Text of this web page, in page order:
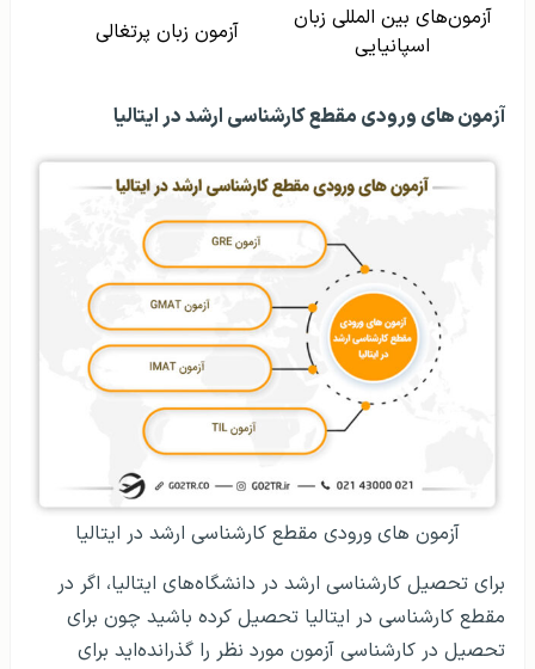
آزمون‌های بین المللی زبان
اسپانیایی
آزمون زبان پرتغالی
آزمون‌ های ورودی مقطع کارشناسی ارشد در ایتالیا
آزمون‌ های ورودی مقطع کارشناسی ارشد در ایتالیا
برای تحصیل کارشناسی ارشد در دانشگاه‌های ایتالیا، اگر در
مقطع کارشناسی در ایتالیا تحصیل کرده باشید چون برای
تحصیل در کارشناسی آزمون مورد نظر را گذرانده‌اید برای